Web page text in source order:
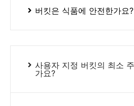
버킷은 식품에 안전한가요?
사용자 지정 버킷의 최소
가요?